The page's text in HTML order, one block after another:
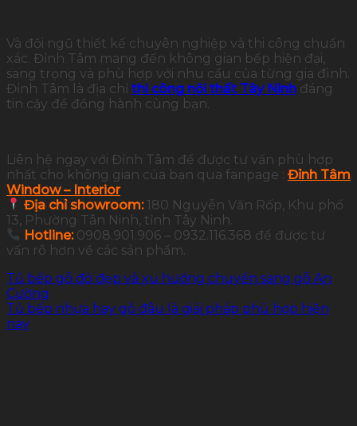
Và đội ngũ thiết kế chuyên nghiệp và thi công chuẩn
xác. Đỉnh Tâm mang đến không gian bếp hiện đại,
sang trọng và phù hợp với nhu cầu của từng gia đình.
Đỉnh Tâm là địa chỉ thi công nội thất Tây Ninh đáng
tin cậy để đồng hành cùng bạn.
Liên hệ ngay với Đỉnh Tâm để được tư vấn phù hợp
nhất cho không gian của bạn qua fanpage : Đỉnh Tâm
Window – Interior
Địa chỉ showroom:180 Nguyễn Văn Rốp, Khu phố
13, Phường Tân Ninh, tỉnh Tây Ninh.
Hotline: 0908.901.906 – 0932.116.368 để được tư
vấn rõ hơn về các sản phẩm.
Tủ bếp gỗ đỏ đẹp và xu hướng chuyển sang gỗ An
Cường
Tủ bếp nhựa hay gỗ đâu là giải pháp phù hợp hiện
nay